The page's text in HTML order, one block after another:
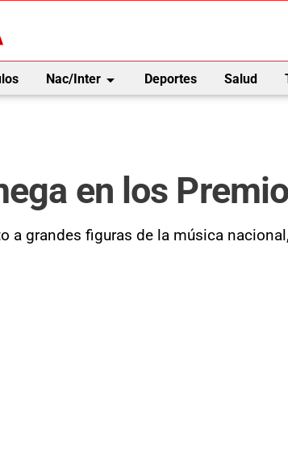
Nac/Interarrow_drop_down Deportes Salud
en los
a grandes figuras de la música